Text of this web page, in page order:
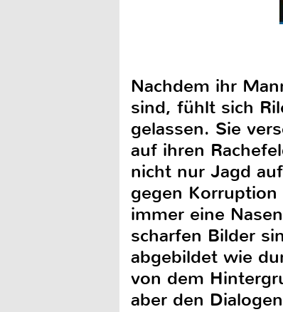
Nachdem ihr
sind, fühlt sich
gelassen. Sie
auf ihren
nicht nur Jagd
gegen
immer eine
scharfen Bilder
abgebildet wie
von dem
aber den